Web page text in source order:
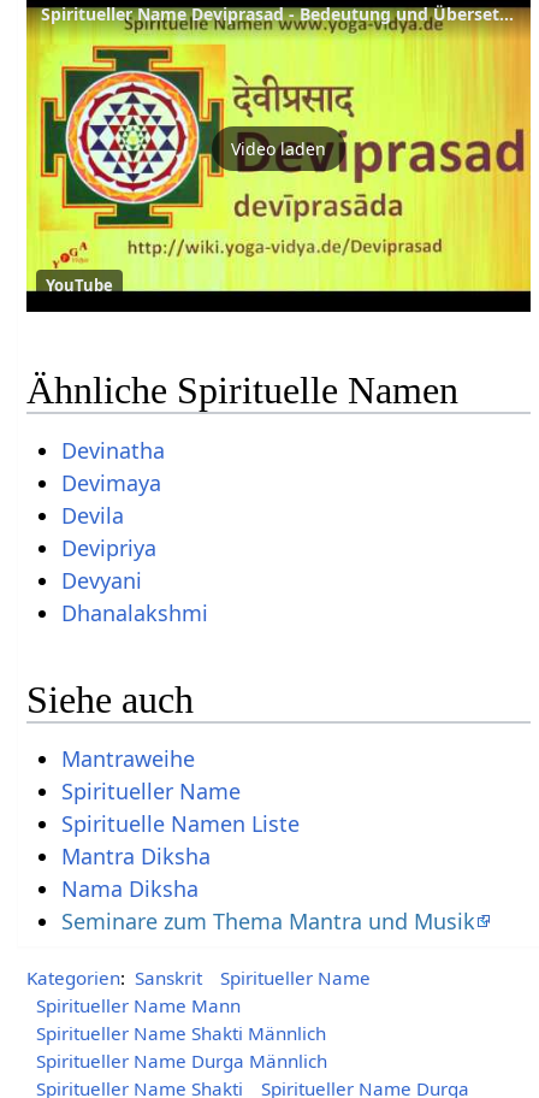
Spiritueller Name Deviprasad - Bedeutung und Übersetzung aus dem Sanskrit
Video laden
YouTube
Ähnliche Spirituelle Namen
Devinatha
Devimaya
Devila
Devipriya
Devyani
Dhanalakshmi
Siehe auch
Mantraweihe
Spiritueller Name
Spirituelle Namen Liste
Mantra Diksha
Nama Diksha
Seminare zum Thema Mantra und Musik
Kategorien: Sanskrit
Spiritueller Name
Spiritueller Name Mann
Spiritueller Name Shakti Männlich
Spiritueller Name Durga Männlich
Spiritueller Name Shakti
Spiritueller Name Durga